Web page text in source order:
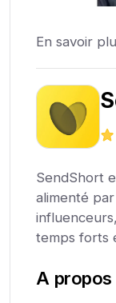
En savoir
SendShort
alimenté
temps forts
A propos